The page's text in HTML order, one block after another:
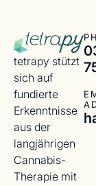
tetrapy stützt
sich auf
fundierte
Erkenntnisse
aus der
langjährigen
Cannabis-
Therapie mit